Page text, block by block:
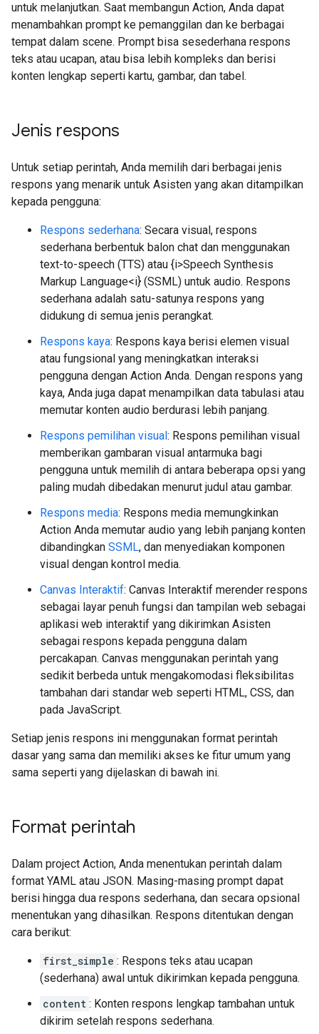
untuk melanjutkan. Saat membangun Action, Anda dapat
menambahkan prompt ke pemanggilan dan ke berbagai
tempat dalam scene. Prompt bisa sesederhana respons
teks atau ucapan, atau bisa lebih kompleks dan berisi
konten lengkap seperti kartu, gambar, dan tabel.
Jenis respons
Untuk setiap perintah, Anda memilih dari berbagai jenis
respons yang menarik untuk Asisten yang akan ditampilkan
kepada pengguna:
Respons sederhana: Secara visual, respons
sederhana berbentuk balon chat dan menggunakan
text-to-speech (TTS) atau {i>Speech Synthesis
Markup Language<i} (SSML) untuk audio. Respons
sederhana adalah satu-satunya respons yang
didukung di semua jenis perangkat.
Respons kaya: Respons kaya berisi elemen visual
atau fungsional yang meningkatkan interaksi
pengguna dengan Action Anda. Dengan respons yang
kaya, Anda juga dapat menampilkan data tabulasi atau
memutar konten audio berdurasi lebih panjang.
Respons pemilihan visual: Respons pemilihan visual
memberikan gambaran visual antarmuka bagi
pengguna untuk memilih di antara beberapa opsi yang
paling mudah dibedakan menurut judul atau gambar.
Respons media: Respons media memungkinkan
Action Anda memutar audio yang lebih panjang konten
dibandingkan SSML, dan menyediakan komponen
visual dengan kontrol media.
Canvas Interaktif: Canvas Interaktif merender respons
sebagai layar penuh fungsi dan tampilan web sebagai
aplikasi web interaktif yang dikirimkan Asisten
sebagai respons kepada pengguna dalam
percakapan. Canvas menggunakan perintah yang
sedikit berbeda untuk mengakomodasi fleksibilitas
tambahan dari standar web seperti HTML, CSS, dan
pada JavaScript.
Setiap jenis respons ini menggunakan format perintah
dasar yang sama dan memiliki akses ke fitur umum yang
sama seperti yang dijelaskan di bawah ini.
Format perintah
Dalam project Action, Anda menentukan perintah dalam
format YAML atau JSON. Masing-masing prompt dapat
berisi hingga dua respons sederhana, dan secara opsional
menentukan yang dihasilkan. Respons ditentukan dengan
cara berikut:
first_simple : Respons teks atau ucapan
(sederhana) awal untuk dikirimkan kepada pengguna.
content : Konten respons lengkap tambahan untuk
dikirim setelah respons sederhana.